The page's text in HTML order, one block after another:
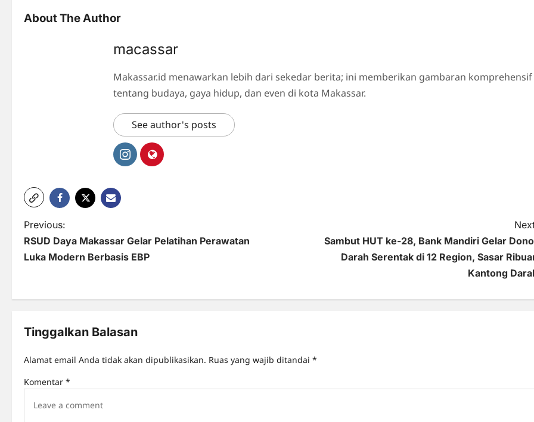
About The Author
macassar
Makassar.id menawarkan lebih dari sekedar berita; ini memberikan gambaran komprehensif
tentang budaya, gaya hidup, dan even di kota Makassar.
See author's posts
P
o
a
v
i
Previous:
RSUD Daya Makassar Gelar Pelatihan Perawatan
Luka Modern Berbasis EBP
Sambut HUT ke-28, Bank Mandiri Gelar
Darah Serentak di 12 Region, Sasar
Kantong
Tinggalkan Balasan
Alamat email Anda tidak akan dipublikasikan. Ruas yang wajib ditandai *
Komentar *